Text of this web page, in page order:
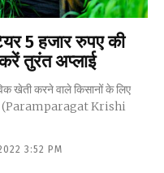
5 हजार रुपए की
तुरंत अप्लाई
करने वाले किसानों के लिए
(Paramparagat Krishi
3:52 PM